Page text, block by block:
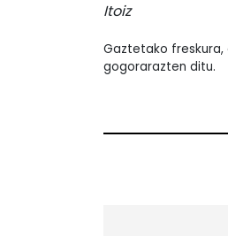
Itoiz
Gaztetako
gogorarazten ditu.